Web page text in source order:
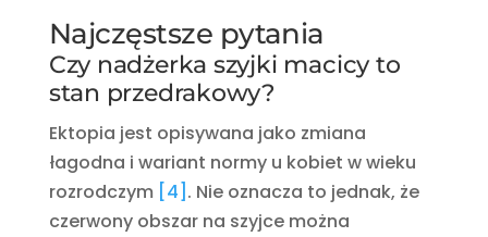
Najczęstsze pytania
Czy nadżerka szyjki macicy to
stan przedrakowy?
Ektopia jest opisywana jako zmiana
łagodna i wariant normy u kobiet w wieku
rozrodczym [4] . Nie oznacza to jednak, że
czerwony obszar na szyjce można